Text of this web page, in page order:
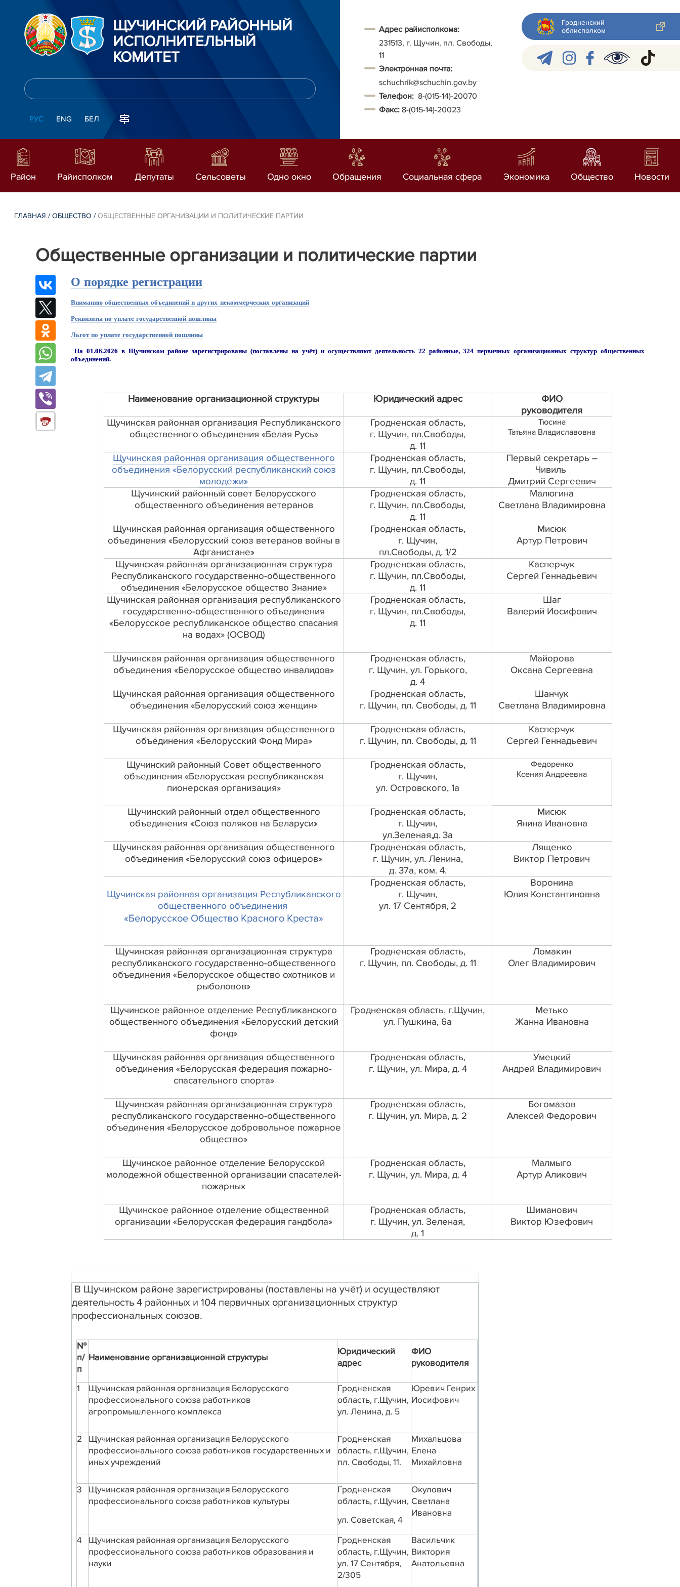
ЩУЧИНСКИЙ РАЙОННЫЙ
ИСПОЛНИТЕЛЬНЫЙ
КОМИТЕТ
РУС ENG БЕЛ
Адрес райисполкома:
231513, г. Щучин, пл. Свободы,
11
Электронная почта:
schuchrik@schuchin.gov.by
Телефон: 8-(015-14)-20070
Факс: 8-(015-14)-20023
Гродненский
облисполком
Район Райисполком Депутаты Сельсоветы Одно окно Обращения Социальная сфера Экономика Общество Новости
ГЛАВНАЯ /ОБЩЕСТВО /ОБЩЕСТВЕННЫЕ ОРГАНИЗАЦИИ И ПОЛИТИЧЕСКИЕ ПАРТИИ
Общественные организации и политические партии
О порядке регистрации
Вниманию общественных объединений и других некоммерческих организаций
Реквизиты по уплате государственной пошлины
Льгот по уплате государственной пошлины
На 01.06.2026 в Щучинском районе зарегистрированы (поставлены на учёт) и осуществляют деятельность 22 районные, 324 первичных организационных структур общественных
объединений.
Наименование организационной структуры Юридический адрес
ФИО
руководителя
Щучинская районная организация Республиканского
общественного объединения «Белая Русь»
Гродненская область,
г. Щучин, пл.Свободы,
д. 11
Тюсина
Татьяна Владиславовна
Щучинская районная организация общественного
объединения «Белорусский республиканский союз
молодежи»
Гродненская область,
г. Щучин, пл.Свободы,
д. 11
Первый секретарь –
Чивиль
Дмитрий Сергеевич
Щучинский районный совет Белорусского
общественного объединения ветеранов
Гродненская область,
г. Щучин, пл.Свободы,
д. 11
Малюгина
Светлана Владимировна
Щучинская районная организация общественного
объединения «Белорусский союз ветеранов войны в
Афганистане»
Гродненская область,
г. Щучин,
пл.Свободы, д. 1/2
Мисюк
Артур Петрович
Щучинская районная организационная структура
Республиканского государственно-общественного
объединения «Белорусское общество Знание»
Гродненская область,
г. Щучин, пл.Свободы,
д. 11
Касперчук
Сергей Геннадьевич
Щучинская районная организация республиканского
государственно-общественного объединения
«Белорусское республиканское общество спасания
на водах» (ОСВОД)
Гродненская область,
г. Щучин, пл.Свободы,
д. 11
Шаг
Валерий Иосифович
Шучинская районная организация общественного
объединения «Белорусское общество инвалидов»
Гродненская область,
г. Щучин, ул. Горького,
д. 4
Майорова
Оксана Сергеевна
Щучинская районная организация общественного
объединения «Белорусский союз женщин»
Гродненская область,
г. Щучин, пл. Свободы, д. 11
Шанчук
Светлана Владимировна
Щучинская районная организация общественного
объединения «Белорусский Фонд Мира»
Гродненская область,
г. Щучин, пл. Свободы, д. 11
Касперчук
Сергей Геннадьевич
Щучинский районный Совет общественного
объединения «Белорусская республиканская
пионерская организация»
Гродненская область,
г. Щучин,
ул. Островского, 1а
Федоренко
Ксения Андреевна
Щучинский районный отдел общественного
объединения «Союз поляков на Беларуси»
Гродненская область,
г. Щучин,
ул.Зеленая,д. 3а
Мисюк
Янина Ивановна
Щучинская районная организация общественного
объединения «Белорусский союз офицеров»
Гродненская область,
г. Щучин, ул. Ленина,
д. 37а, ком. 4.
Лященко
Виктор Петрович
Щучинская районная организация Республиканского
общественного объединения
«Белорусское Общество Красного Креста»
Гродненская область,
г. Щучин,
ул. 17 Сентября, 2
Воронина
Юлия Константиновна
Щучинская районная организационная структура
республиканского государственно-общественного
объединения «Белорусское общество охотников и
рыболовов»
Гродненская область,
г. Щучин, пл. Свободы, д. 11
Ломакин
Олег Владимирович
Щучинское районное отделение Республиканского
общественного объединения «Белорусский детский
фонд»
Гродненская область, г.Щучин,
ул. Пушкина, 6а
Метько
Жанна Ивановна
Щучинская районная организация общественного
объединения «Белорусская федерация пожарно-
спасательного спорта»
Гродненская область,
г. Щучин, ул. Мира, д. 4
Умецкий
Андрей Владимирович
Щучинская районная организационная структура
республиканского государственно-общественного
объединения «Белорусское добровольное пожарное
общество»
Гродненская область,
г. Щучин, ул. Мира, д. 2
Богомазов
Алексей Федорович
Щучинское районное отделение Белорусской
молодежной общественной организации спасателей-
пожарных
Гродненская область,
г. Щучин, ул. Мира, д. 4
Малмыго
Артур Аликович
Щучинское районное отделение общественной
организации «Белорусская федерация гандбола»
Гродненская область,
г. Щучин, ул. Зеленая,
д. 1
Шиманович
Виктор Юзефович
В Щучинском районе зарегистрированы (поставлены на учёт) и осуществляют
деятельность 4 районных и 104 первичных организационных структур
профессиональных союзов.
№
п/
п
Наименование организационной структуры
Юридический
адрес
ФИО
руководителя
1
Щучинская районная организация Белорусского
профессионального союза работников
агропромышленного комплекса
Гродненская
область, г.Щучин,
ул. Ленина, д. 5
Юревич Генрих
Иосифович
2
Щучинская районная организация Белорусского
профессионального союза работников государственных и
иных учреждений
Гродненская
область, г.Щучин,
пл. Свободы,11.
Михальцова
Елена
Михайловна
3
Щучинская районная организация Белорусского
профессионального союза работников культуры
Гродненская
область, г.Щучин,
ул. Советская, 4
Окулович
Светлана
Ивановна
4
Щучинская районная организация Белорусского
профессионального союза работников образования и
науки
Гродненская
область, г.Щучин,
ул. 17 Сентября,
2/305
Васильчик
Виктория
Анатольевна